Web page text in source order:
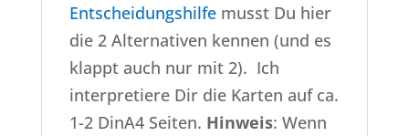
Entscheidungshilfemusst Du hier
die 2 Alternativen kennen (und es
klappt auch nur mit 2). Ich
interpretiere Dir die Karten auf ca.
1-2 DinA4 Seiten. Hinweis: Wenn